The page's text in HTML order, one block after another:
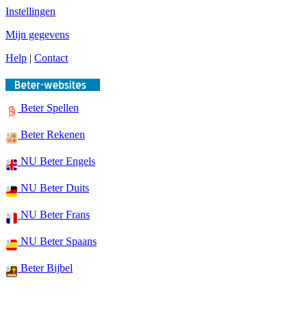
Instellingen
Mijn gegevens
Help | Contact
Beter Spellen
Beter Rekenen
NU Beter Engels
NU Beter Duits
NU Beter Frans
NU Beter Spaans
Beter Bijbel